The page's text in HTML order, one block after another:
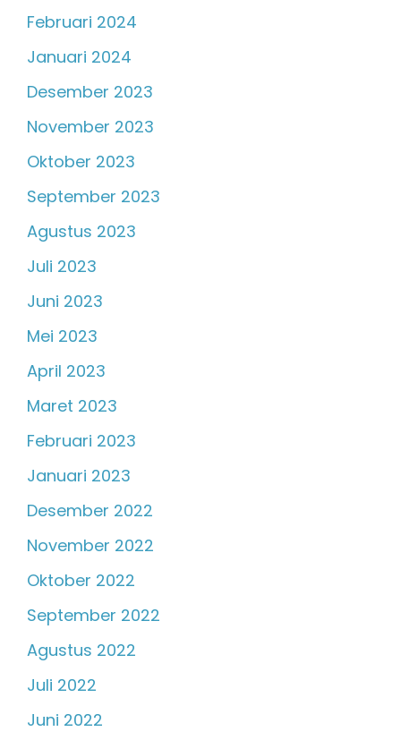
Februari 2024
Januari 2024
Desember 2023
November 2023
Oktober 2023
September 2023
Agustus 2023
Juli 2023
Juni 2023
Mei 2023
April 2023
Maret 2023
Februari 2023
Januari 2023
Desember 2022
November 2022
Oktober 2022
September 2022
Agustus 2022
Juli 2022
Juni 2022